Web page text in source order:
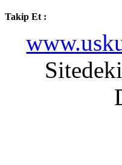
Takip Et :